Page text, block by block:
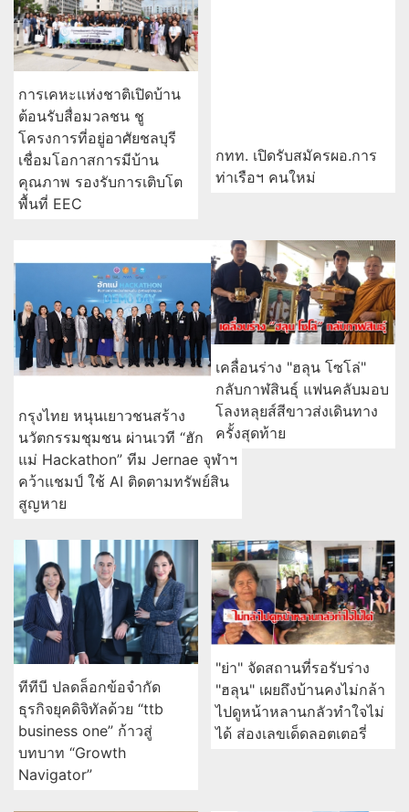
การเคหะแห่งชาติเปิดบ้าน
ต้อนรับสื่อมวลชน ชู
โครงการที่อยู่อาศัยชลบุรี
เชื่อมโอกาสการมีบ้าน
คุณภาพ รองรับการเติบโต
พื้นที่ EEC
กทท. เปิดรับสมัครผอ.การ
ท่าเรือฯ คนใหม่
กรุงไทย หนุนเยาวชนสร้าง
นวัตกรรมชุมชน ผ่านเวที “ฮัก
แม่ Hackathon” ทีม Jernae จุฬาฯ
คว้าแชมป์ ใช้ AI ติดตามทรัพย์สิน
สูญหาย
เคลื่อนร่าง "ฮลุน โซโล่"
กลับกาฬสินธุ์ แฟนคลับมอบ
โลงหลุยส์สีขาวส่งเดินทาง
ครั้งสุดท้าย
ทีทีบี ปลดล็อกข้อจำกัด
ธุรกิจยุคดิจิทัลด้วย “ttb
business one” ก้าวสู่
บทบาท “Growth
Navigator”
"ย่า" จัดสถานที่รอรับร่าง
"ฮลุน" เผยถึงบ้านคงไม่กล้า
ไปดูหน้าหลานกลัวทำใจไม่
ได้ ส่องเลขเด็ดลอตเตอรี่